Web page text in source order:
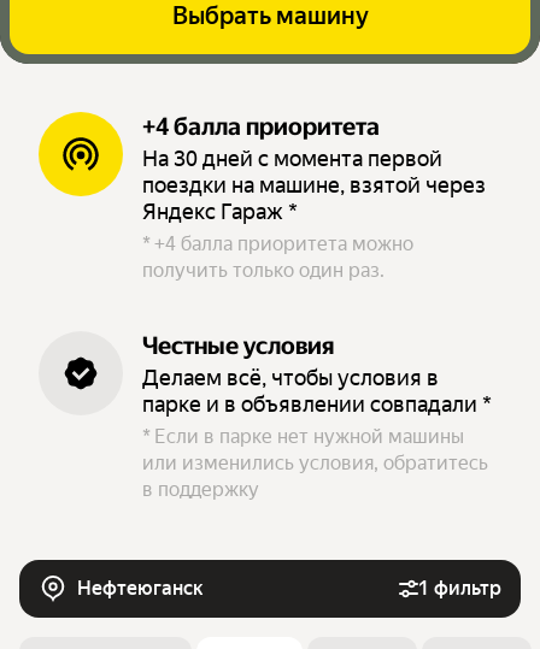
Выбрать машину
+4 балла приоритета
На 30 дней с момента первой
поездки на машине, взятой через
Яндекс Гараж *
* +4 балла приоритета можно
получить только один раз.
Честные условия
Делаем всё, чтобы условия в
парке и в объявлении совпадали *
* Если в парке нет нужной машины
или изменились условия, обратитесь
в поддержку
Нефтеюганск 1 фильтр